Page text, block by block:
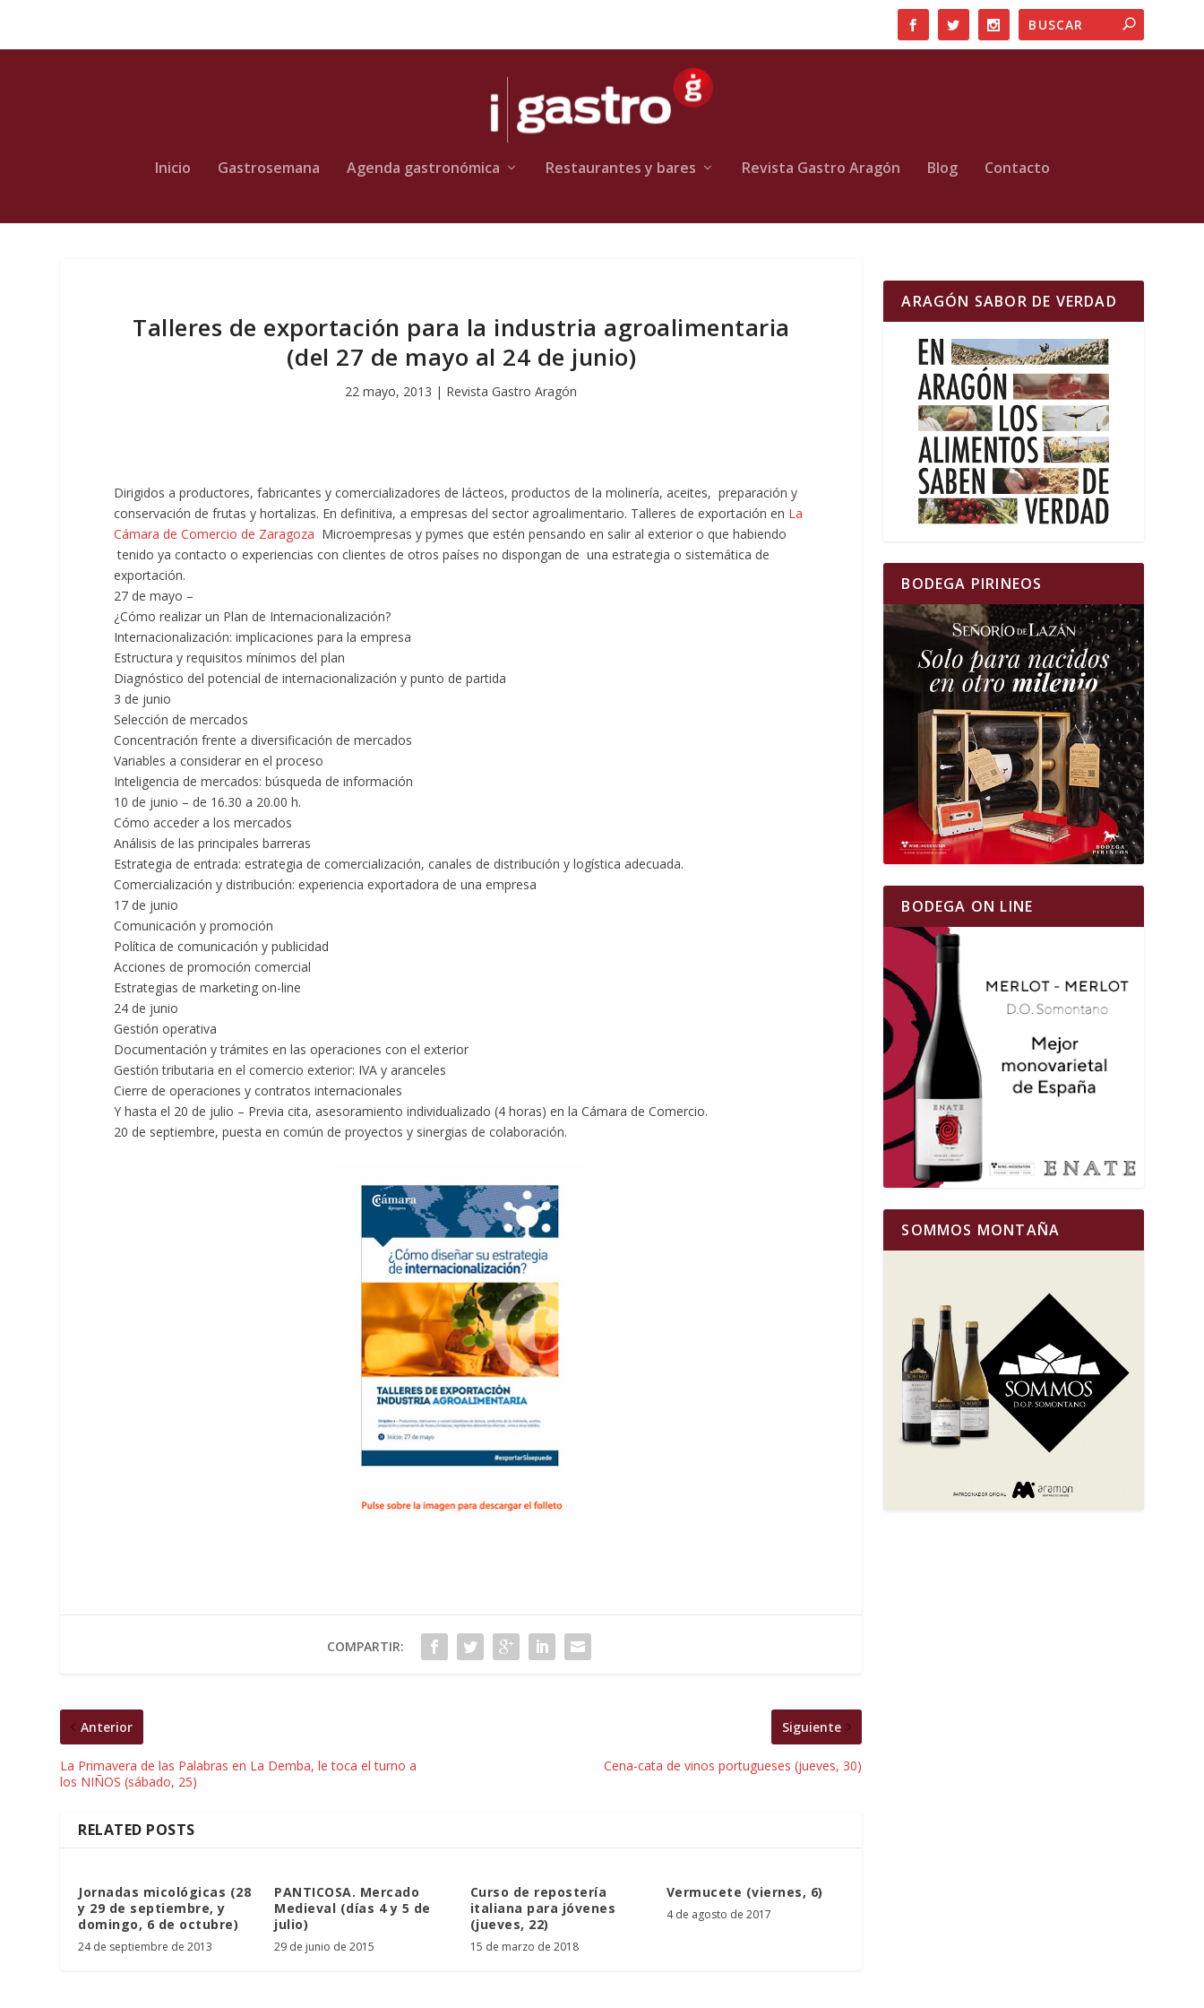
Inicio Gastrosemana Agenda gastronómica Restaurantes y bares Revista Gastro Aragón Blog Contacto
Talleres de exportación para la industria agroalimentaria
(del 27 de mayo al 24 de junio)
22 mayo, 2013 | Revista Gastro Aragón
Dirigidos a productores, fabricantes y comercializadores de lácteos, productos de la molinería, aceites, preparación y
conservación de frutas y hortalizas. En definitiva, a empresas del sector agroalimentario. Talleres de exportación en La
Cámara de Comercio de Zaragoza Microempresas y pymes que estén pensando en salir al exterior o que habiendo
tenido ya contacto o experiencias con clientes de otros países no dispongan de una estrategia o sistemática de
exportación.
27 de mayo –
¿Cómo realizar un Plan de Internacionalización?
Internacionalización: implicaciones para la empresa
Estructura y requisitos mínimos del plan
Diagnóstico del potencial de internacionalización y punto de partida
3 de junio
Selección de mercados
Concentración frente a diversificación de mercados
Variables a considerar en el proceso
Inteligencia de mercados: búsqueda de información
10 de junio – de 16.30 a 20.00 h.
Cómo acceder a los mercados
Análisis de las principales barreras
Estrategia de entrada: estrategia de comercialización, canales de distribución y logística adecuada.
Comercialización y distribución: experiencia exportadora de una empresa
17 de junio
Comunicación y promoción
Política de comunicación y publicidad
Acciones de promoción comercial
Estrategias de marketing on-line
24 de junio
Gestión operativa
Documentación y trámites en las operaciones con el exterior
Gestión tributaria en el comercio exterior: IVA y aranceles
Cierre de operaciones y contratos internacionales
Y hasta el 20 de julio – Previa cita, asesoramiento individualizado (4 horas) en la Cámara de Comercio.
20 de septiembre, puesta en común de proyectos y sinergias de colaboración.
COMPARTIR:
Anterior
La Primavera de las Palabras en La Demba, le toca el turno a
los NIÑOS (sábado, 25)
Siguiente
Cena-cata de vinos portugueses (jueves, 30)
RELATED POSTS
Jornadas micológicas (28
y 29 de septiembre, y
domingo, 6 de octubre)
24 de septiembre de 2013
PANTICOSA. Mercado
Medieval (días 4 y 5 de
julio)
29 de junio de 2015
Curso de repostería
italiana para jóvenes
(jueves, 22)
15 de marzo de 2018
Vermucete (viernes, 6)
4 de agosto de 2017
ARAGÓN SABOR DE VERDAD
BODEGA PIRINEOS
BODEGA ON LINE
SOMMOS MONTAÑA